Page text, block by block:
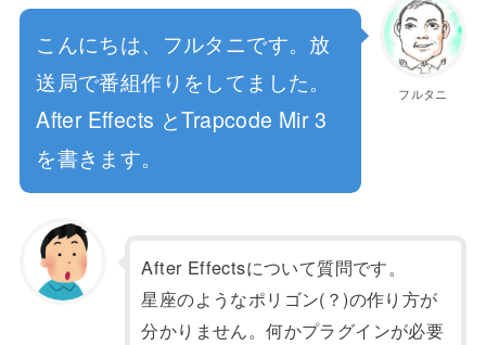
フルタニ
こんにちは、フルタニです。放
送局で番組作りをしてました。
After Effects とTrapcode Mir 3
を書きます。
After Effectsについて質問です。
星座のようなポリゴン(？)の作り方が
分かりません。何かプラグインが必要